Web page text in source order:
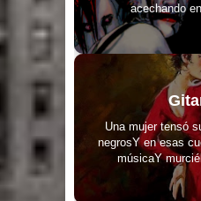
acechando
Una mujer tensó
negrosY en esas
músicaY